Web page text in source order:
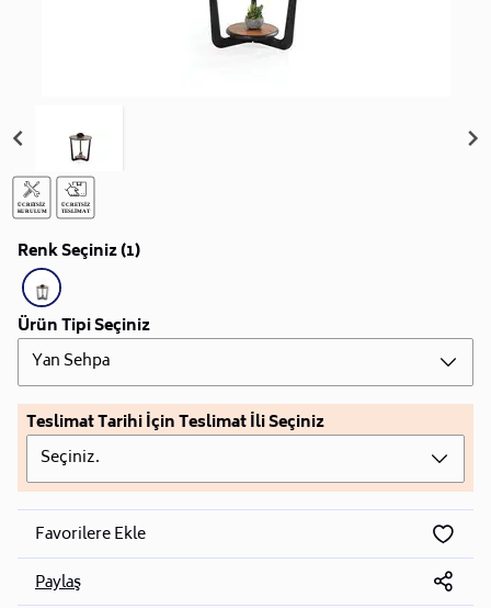
Renk Seçiniz (1)
Ürün Tipi Seçiniz
Yan Sehpa
Teslimat Tarihi İçin Teslimat İli Seçiniz
Seçiniz.
Favorilere Ekle
Paylaş